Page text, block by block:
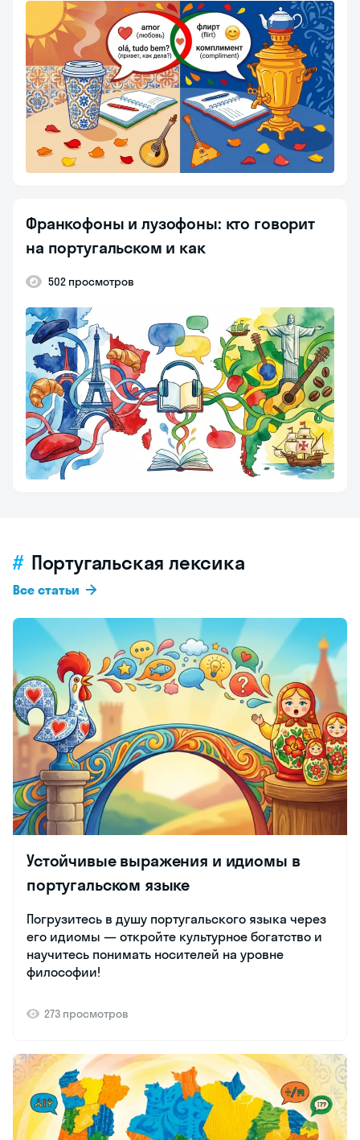
Франкофоны и лузофоны: кто говорит
на португальском и как
502 просмотров
Португальская лексика
Все статьи
Устойчивые выражения и идиомы в
португальском языке
Погрузитесь в душу португальского языка через
его идиомы — откройте культурное богатство и
научитесь понимать носителей на уровне
философии!
273 просмотров